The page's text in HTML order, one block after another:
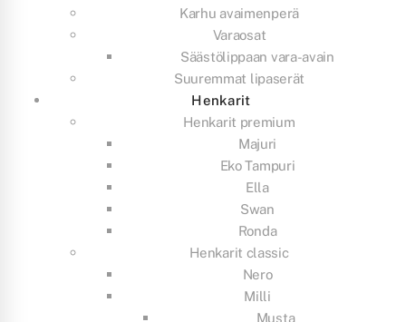
Karhu avaimenperä
Varaosat
Säästölippaan vara-avain
Suuremmat lipaserät
Henkarit
Henkarit premium
Majuri
Eko Tampuri
Ella
Swan
Ronda
Henkarit classic
Nero
Milli
Musta